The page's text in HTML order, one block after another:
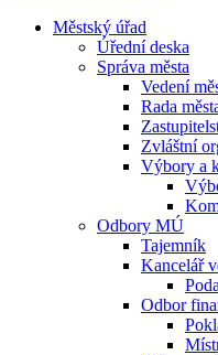
Městský úřad
Úřední deska
Správa města
Vedení
Rada
Zvláštní
Výbory a
Odbory MÚ
Tajemník
Kancelář
Odbor